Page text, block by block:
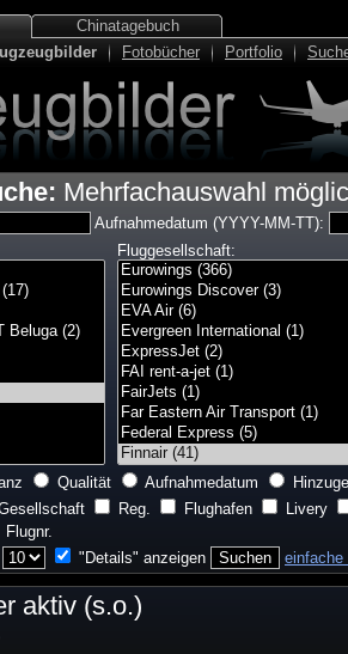
Chinatagebuch
Fotobücher Portfolio
Mehrfachauswahl
Aufnahmedatum (YYYY-MM-TT):
Fluggesellschaft:
Qualität Aufnahmedatum
Reg. Flughafen
Livery
Flugnr.
"Details" anzeigen einfache
aktiv (s.o.)